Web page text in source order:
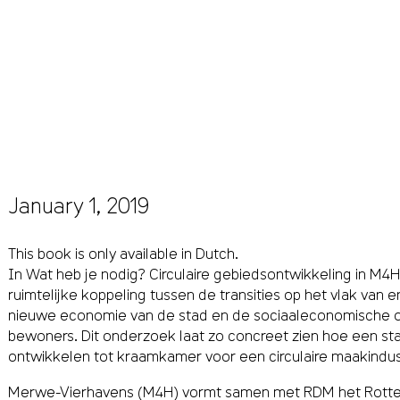
January 1, 2019
This book is only available in Dutch.
In Wat heb je nodig? Circulaire gebiedsontwikkeling in
ruimtelijke koppeling tussen de transities op het vlak van
nieuwe economie van de stad en de sociaaleconomische
bewoners. Dit onderzoek laat zo concreet zien hoe een
ontwikkelen tot kraamkamer voor een circulaire
Merwe-Vierhavens (M4H) vormt samen met RDM het